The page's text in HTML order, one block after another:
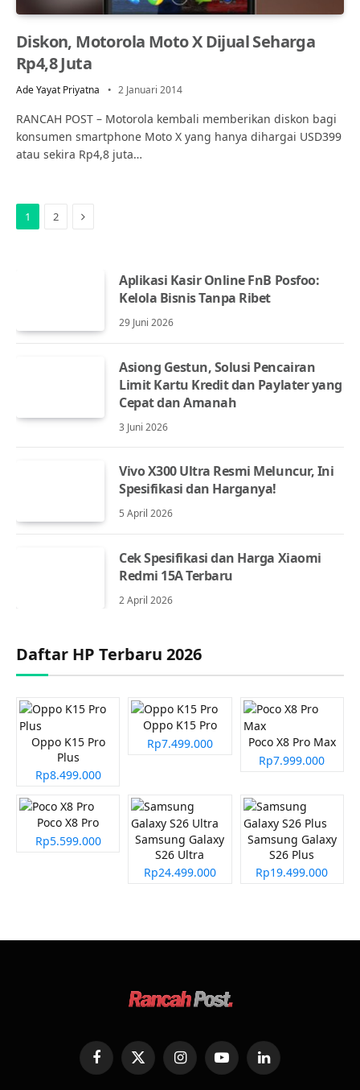
Diskon, Motorola Moto X Dijual Seharga
Rp4,8 Juta
Ade Yayat Priyatna 2 Januari 2014
RANCAH POST – Motorola kembali memberikan diskon bagi
konsumen smartphone Moto X yang hanya dihargai USD399
atau sekira Rp4,8 juta…
1 2 Next
Aplikasi Kasir Online FnB Posfoo:
Kelola Bisnis Tanpa Ribet
29 Juni 2026
Asiong Gestun, Solusi Pencairan
Limit Kartu Kredit dan Paylater yang
Cepat dan Amanah
3 Juni 2026
Vivo X300 Ultra Resmi Meluncur, Ini
Spesifikasi dan Harganya!
5 April 2026
Cek Spesifikasi dan Harga Xiaomi
Redmi 15A Terbaru
2 April 2026
Daftar HP Terbaru 2026
Oppo K15 Pro
Plus
Rp8.499.000
Oppo K15 Pro
Rp7.499.000
Poco X8 Pro Max
Rp7.999.000
Poco X8 Pro
Rp5.599.000
Samsung Galaxy
S26 Ultra
Rp24.499.000
Samsung Galaxy
S26 Plus
Rp19.499.000
FacebookX
(Twitter)
InstagramYouTubeLinkedIn